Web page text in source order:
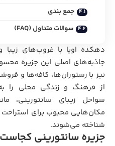
جمع بندی
سوالات متداول (FAQ)
دهکده اویا با غروب‌های زیبا
جاذبه‌های اصلی این جزیره
نیز با رستوران‌ها، کافه‌ها و
از فرهنگ و زندگی محلی را به
سواحل زیبای سانتورینی،
مکان‌هایی محبوب برای
شناخته می‌شوند.
جزیره سانتورینی